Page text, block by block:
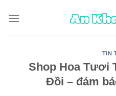
TIN
Shop Hoa Tươi
Đồi – đảm